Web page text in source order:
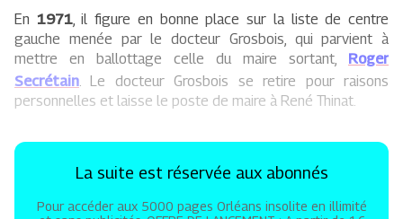
En 1971, il figure en bonne place sur la liste de centre
gauche menée par le docteur Grosbois, qui parvient à
mettre en ballottage celle du maire sortant, Roger
Secrétain . Le docteur Grosbois se retire pour raisons
personnelles et laisse le poste de maire à René Thinat.
La suite est réservée aux abonnés
Pour accéder aux 5000 pages Orléans insolite en illimité